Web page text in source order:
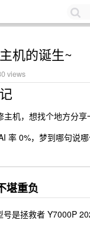
机的诞生~
views
主机，想找个地方分
率 0%，梦到哪句说哪
堪重负
号是拯救者 Y7000P